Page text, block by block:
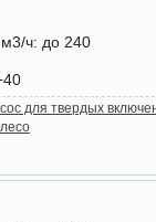
м3/ч: до 240
для твердых